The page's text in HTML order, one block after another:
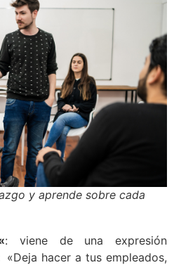
y aprende sobre cada
: viene de una expresión
hacer a tus empleados,